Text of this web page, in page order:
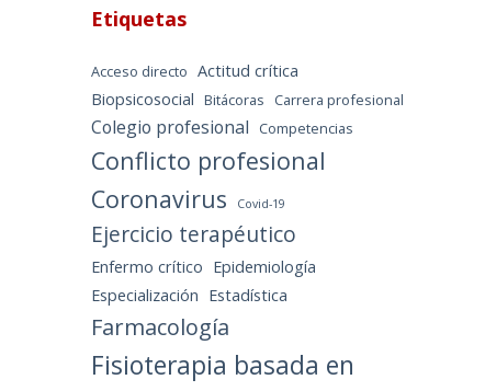
Etiquetas
Acceso directo Actitud crítica
Biopsicosocial Bitácoras Carrera profesional
Colegio profesional Competencias
Conflicto profesional
Coronavirus
Covid-19
Ejercicio terapéutico
Enfermo crítico Epidemiología
Especialización Estadística
Farmacología
Fisioterapia basada en